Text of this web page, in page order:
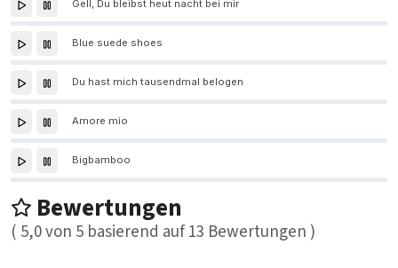
Gell, Du bleibst heut nacht bei mir
Blue suede shoes
Du hast mich tausendmal belogen
Amore mio
Bigbamboo
Bewertungen
( 5,0von 5 basierend auf13 Bewertungen )